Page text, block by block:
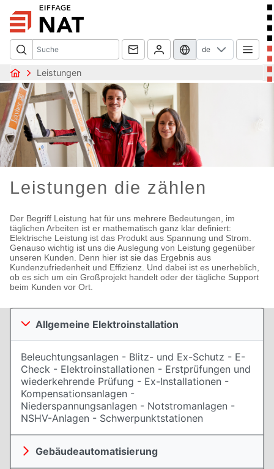
de
Leistungen
Leistungen die zählen
Der Begriff Leistung hat für uns mehrere Bedeutungen, im
täglichen Arbeiten ist er mathematisch ganz klar definiert:
Elektrische Leistung ist das Produkt aus Spannung und Strom.
Genauso wichtig ist uns die Auslegung von Leistung gegenüber
unseren Kunden. Denn hier ist sie das Ergebnis aus
Kundenzufriedenheit und Effizienz. Und dabei ist es unerheblich,
ob es sich um ein Großprojekt handelt oder der tägliche Support
beim Kunden vor Ort.
Allgemeine Elektroinstallation
Beleuchtungsanlagen - Blitz- und Ex-Schutz - E-
Check - Elektroinstallationen - Erstprüfungen und
wiederkehrende Prüfung - Ex-Installationen -
Kompensationsanlagen -
Niederspannungsanlagen - Notstromanlagen -
NSHV-Anlagen - Schwerpunktstationen
Gebäudeautomatisierung